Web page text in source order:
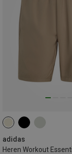
adidas
S M XXL